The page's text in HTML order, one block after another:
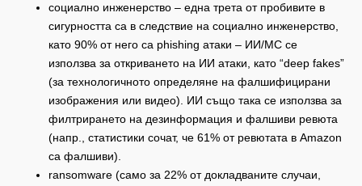
социално инженерство – една трета от пробивите в
сигурността са в следствие на социално инженерство,
като 90% от него са phishing атаки – ИИ/МС се
използва за откриването на ИИ атаки, като “deep fakes”
(за технологичното определяне на фалшифицирани
изображения или видео). ИИ също така се използва за
филтрирането на дезинформация и фалшиви ревюта
(напр., статистики сочат, че 61% от ревютата в Amazon
са фалшиви).
ransomware (само за 22% от докладваните случаи,